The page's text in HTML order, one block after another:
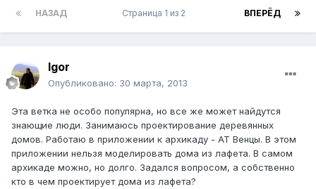
НАЗАД ВПЕРЁД
Страница 1 из 2
Igor
Опубликовано: 30 марта, 2013
Эта ветка не особо популярна, но все же может найдутся
знающие люди. Занимаюсь проектирование деревянных
домов. Работаю в приложении к архикаду - АТ Венцы. В этом
приложении нельзя моделировать дома из лафета. В самом
архикаде можно, но долго. Задался вопросом, а собственно
кто в чем проектирует дома из лафета?